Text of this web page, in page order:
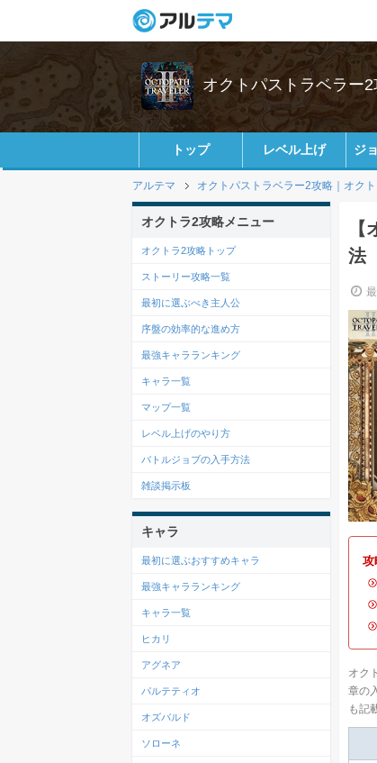
オクトパストラベラー
トップ レベル上げ ジ
アルテマ オクトパストラベラー2攻略｜オク
法
攻
・
・
・
オク
章の
も記
オクトラ2攻略メニュー
オクトラ2攻略トップ
ストーリー攻略一覧
最初に選ぶべき主人公
序盤の効率的な進め方
最強キャラランキング
キャラ一覧
マップ一覧
レベル上げのやり方
バトルジョブの入手方法
雑談掲示板
キャラ
最初に選ぶおすすめキャラ
最強キャラランキング
キャラ一覧
ヒカリ
アグネア
パルテティオ
オズバルド
ソローネ